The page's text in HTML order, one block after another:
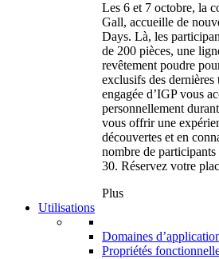
Les 6 et 7 octobre, la
Gall, accueille de
Days. Là, les
de 200 pièces, une
revêtement poudre
exclusifs des dernières
engagée d’IGP vous
personnellement
vous offrir une
découvertes et en
nombre de
30. Réservez votre
Plus
Utilisations
Domaines
Propriétés